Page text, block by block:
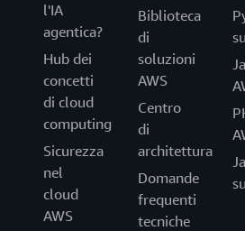
l'IA
agentica?
Hub dei
concetti
di cloud
computing
Sicurezza
nel
cloud
AWS
Biblioteca
di
soluzioni
AWS
Centro
di
architettura
Domande
frequenti
tecniche